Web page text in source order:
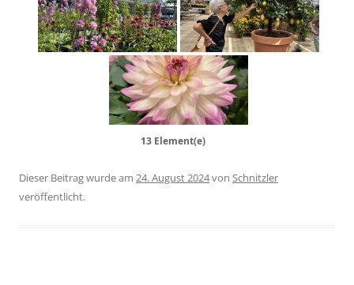
13 Element(e)
Dieser Beitrag wurde am 24. August 2024von Schnitzler
veröffentlicht.